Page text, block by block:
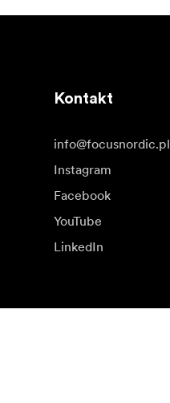
Kontakt
info@focusnordic.pl
Instagram
Facebook
YouTube
LinkedIn